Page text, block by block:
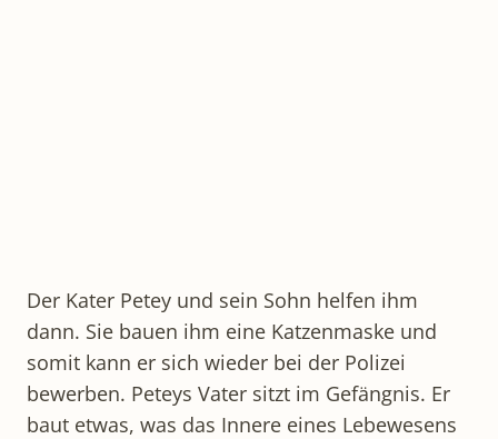
Der Kater Petey und sein Sohn helfen ihm
dann. Sie bauen ihm eine Katzenmaske und
somit kann er sich wieder bei der Polizei
bewerben. Peteys Vater sitzt im Gefängnis. Er
baut etwas, was das Innere eines Lebewesens